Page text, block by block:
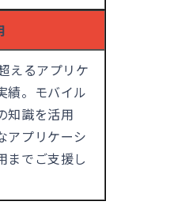
えるアプリケ
績。モバイル
知識を活用
アプリケーシ
までご支援し